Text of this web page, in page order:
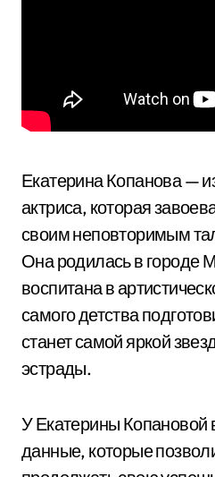
Екатерина Копанова —
актриса, которая
своим неповторимым
Она родилась в городе
воспитана в
самого детства
станет самой яркой
эстрады.
У Екатерины Копановой
данные, которые